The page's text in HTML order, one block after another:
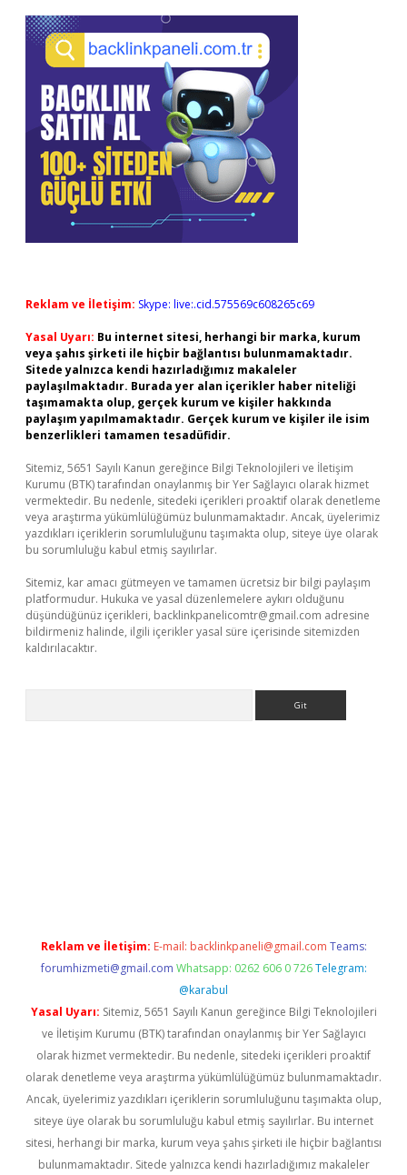
Reklam ve İletişim: Skype: live:.cid.575569c608265c69
Yasal Uyarı: Bu internet sitesi, herhangi bir marka, kurum
veya şahıs şirketi ile hiçbir bağlantısı bulunmamaktadır.
Sitede yalnızca kendi hazırladığımız makaleler
paylaşılmaktadır. Burada yer alan içerikler haber niteliği
taşımamakta olup, gerçek kurum ve kişiler hakkında
paylaşım yapılmamaktadır. Gerçek kurum ve kişiler ile isim
benzerlikleri tamamen tesadüfidir.
Sitemiz, 5651 Sayılı Kanun gereğince Bilgi Teknolojileri ve İletişim
Kurumu (BTK) tarafından onaylanmış bir Yer Sağlayıcı olarak hizmet
vermektedir. Bu nedenle, sitedeki içerikleri proaktif olarak denetleme
veya araştırma yükümlülüğümüz bulunmamaktadır. Ancak, üyelerimiz
yazdıkları içeriklerin sorumluluğunu taşımakta olup, siteye üye olarak
bu sorumluluğu kabul etmiş sayılırlar.
Sitemiz, kar amacı gütmeyen ve tamamen ücretsiz bir bilgi paylaşım
platformudur. Hukuka ve yasal düzenlemelere aykırı olduğunu
düşündüğünüz içerikleri, backlinkpanelicomtr@gmail.com adresine
bildirmeniz halinde, ilgili içerikler yasal süre içerisinde sitemizden
kaldırılacaktır.
Reklam ve İletişim: E-mail: backlinkpaneli@gmail.com Teams:
forumhizmeti@gmail.com Whatsapp: 0262 606 0 726 Telegram:
@karabul
Yasal Uyarı: Sitemiz, 5651 Sayılı Kanun gereğince Bilgi Teknolojileri
ve İletişim Kurumu (BTK) tarafından onaylanmış bir Yer Sağlayıcı
olarak hizmet vermektedir. Bu nedenle, sitedeki içerikleri proaktif
olarak denetleme veya araştırma yükümlülüğümüz bulunmamaktadır.
Ancak, üyelerimiz yazdıkları içeriklerin sorumluluğunu taşımakta olup,
siteye üye olarak bu sorumluluğu kabul etmiş sayılırlar. Bu internet
sitesi, herhangi bir marka, kurum veya şahıs şirketi ile hiçbir bağlantısı
bulunmamaktadır. Sitede yalnızca kendi hazırladığımız makaleler